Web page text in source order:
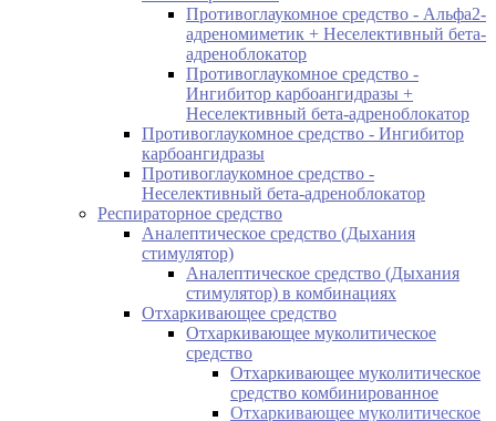
Противоглаукомное средство - Альфа2-
адреномиметик + Неселективный бета-
адреноблокатор
Противоглаукомное средство -
Ингибитор карбоангидразы +
Неселективный бета-адреноблокатор
Противоглаукомное средство - Ингибитор
карбоангидразы
Противоглаукомное средство -
Неселективный бета-адреноблокатор
Респираторное средство
Аналептическое средство (Дыхания
стимулятор)
Аналептическое средство (Дыхания
стимулятор) в комбинациях
Отхаркивающее средство
Отхаркивающее муколитическое
средство
Отхаркивающее муколитическое
средство комбинированное
Отхаркивающее муколитическое